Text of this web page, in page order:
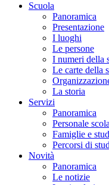
Scuola
Panoramica
Presentazione
I luoghi
Le persone
I numeri della
Le carte della
La storia
Servizi
Panoramica
Personale
Famiglie e
Percorsi di
Novità
Panoramica
Le notizie